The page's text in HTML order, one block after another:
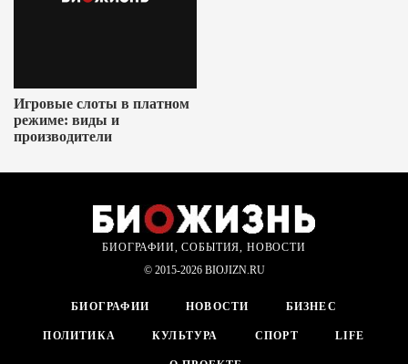
Игровые слоты в платном
режиме: виды и
производители
БИОГРАФИИ, СОБЫТИЯ, НОВОСТИ
© 2015-2026 BIOJIZN.RU
БИОГРАФИИ НОВОСТИ БИЗНЕС
ПОЛИТИКА КУЛЬТУРА СПОРТ LIFE